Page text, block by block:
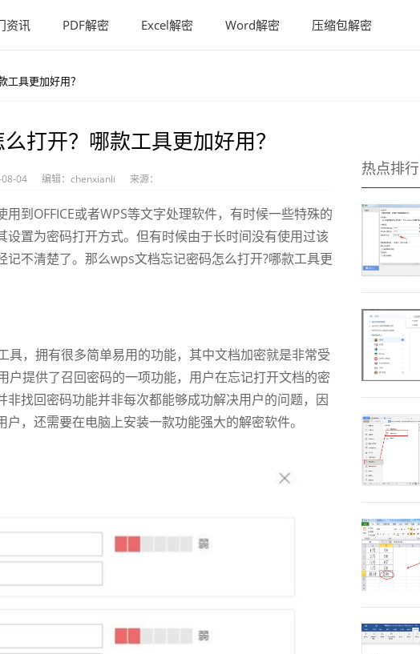
资讯 PDF解密 Excel解密 Word解密 压缩包解密
工具更加好用？
打开？哪款工具更加好用？
04 编辑：chenxianli 来源：
OFFICE或者WPS等文字处理软件，有时候一些特殊的
置为密码打开方式。但有时候由于长时间没有使用过该
不清楚了。那么wps文档忘记密码怎么打开?哪款工具更
，拥有很多简单易用的功能，其中文档加密就是非常受
户提供了召回密码的一项功能，用户在忘记打开文档的密
找回密码功能并非每次都能够成功解决用户的问题，因
，还需要在电脑上安装一款功能强大的解密软件。
热点排行